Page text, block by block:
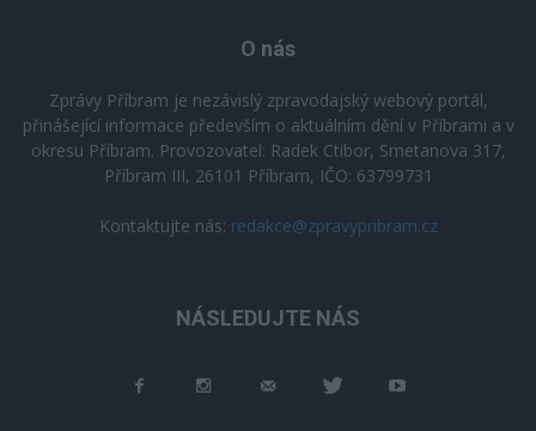
O nás
Zprávy Příbram je nezávislý zpravodajský webový portál,
přinášející informace především o aktuálním dění v Příbrami a v
okresu Příbram. Provozovatel: Radek Ctibor, Smetanova 317,
Příbram III, 26101 Příbram, IČO: 63799731
Kontaktujte nás: redakce@zpravypribram.cz
NÁSLEDUJTE NÁS